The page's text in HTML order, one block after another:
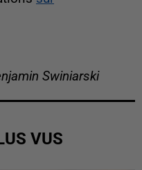
Swiniarski
VUS